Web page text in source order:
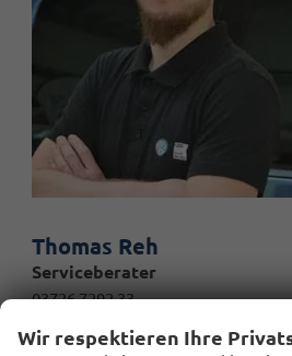
Thomas Reh
Serviceberater
03726 7292 33
Wir respektieren Ihre